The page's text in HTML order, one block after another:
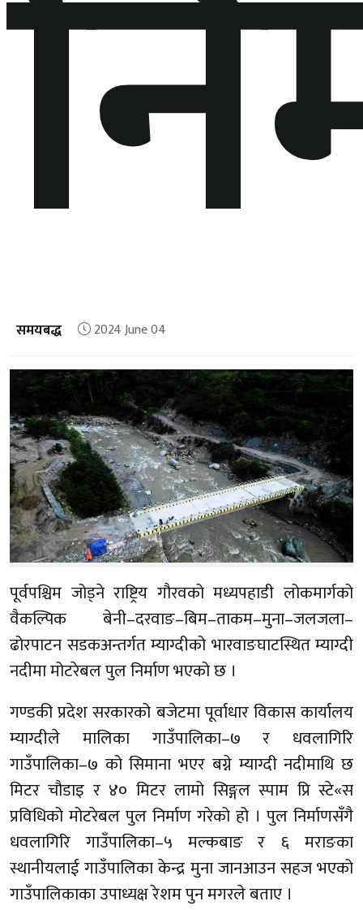
समयबद्ध 2024 June 04
पूर्वपश्चिम जोड्ने राष्ट्रिय गौरवको मध्यपहाडी लोकमार्गको
वैकल्पिक बेनी–दरवाङ–बिम–ताकम–मुना–जलजला–
ढोरपाटन सडकअन्तर्गत म्याग्दीको भारवाङघाटस्थित म्याग्दी
नदीमा मोटरेबल पुल निर्माण भएको छ ।
गण्डकी प्रदेश सरकारको बजेटमा पूर्वाधार विकास कार्यालय
म्याग्दीले मालिका गाउँपालिका–७ र धवलागिरि
गाउँपालिका–७ को सिमाना भएर बग्ने म्याग्दी नदीमाथि छ
मिटर चौडाइ र ४० मिटर लामो सिङ्गल स्पाम प्रि स्टे«स
प्रविधिको मोटरेबल पुल निर्माण गरेको हो । पुल निर्माणसँगै
धवलागिरि गाउँपालिका–५ मल्कबाङ र ६ मराङका
स्थानीयलाई गाउँपालिका केन्द्र मुना जानआउन सहज भएको
गाउँपालिकाका उपाध्यक्ष रेशम पुन मगरले बताए ।